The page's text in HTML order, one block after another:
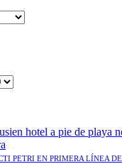
PETRI EN PRIMERA LÍNEA